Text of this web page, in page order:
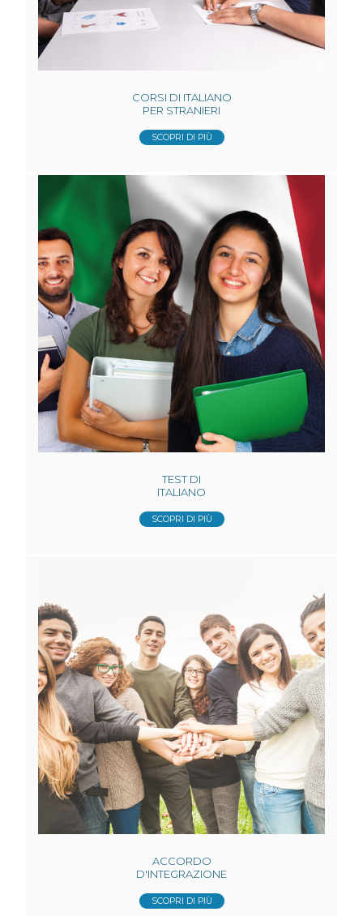
CORSI DI ITALIANO
PER STRANIERI
SCOPRI DI PIÙ
TEST DI
ITALIANO
SCOPRI DI PIÙ
ACCORDO
D'INTEGRAZIONE
SCOPRI DI PIÙ